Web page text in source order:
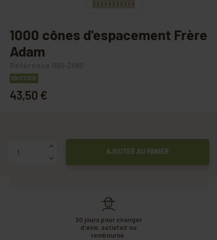
1000 cônes d'espacement Frère
Adam
Référence 080-2680
EN STOCK
43,50 €
AJOUTER AU PANIER
30 jours pour changer
d'avis, satisfait ou
remboursé.